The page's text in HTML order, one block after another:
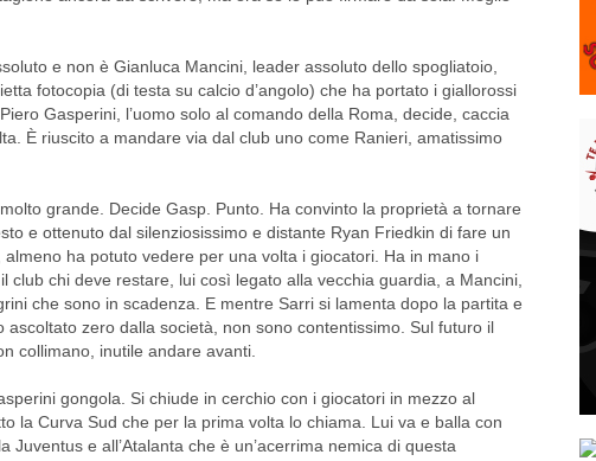
e non è Gianluca Mancini, leader assoluto dello spogliatoio,
fotocopia (di testa su calcio d’angolo) che ha portato i giallorossi
Gasperini, l’uomo solo al comando della Roma, decide, caccia
È riuscito a mandare via dal club uno come Ranieri, amatissimo
grande. Decide Gasp. Punto. Ha convinto la proprietà a tornare
e ottenuto dal silenziosissimo e distante Ryan Friedkin di fare un
ha potuto vedere per una volta i giocatori. Ha in mano i
club chi deve restare, lui così legato alla vecchia guardia, a Mancini,
che sono in scadenza. E mentre Sarri si lamenta dopo la partita e
ascoltato zero dalla società, non sono contentissimo. Sul futuro il
collimano, inutile andare avanti.
gongola. Si chiude in cerchio con i giocatori in mezzo al
la Curva Sud che per la prima volta lo chiama. Lui va e balla con
Juventus e all’Atalanta che è un’acerrima nemica di questa